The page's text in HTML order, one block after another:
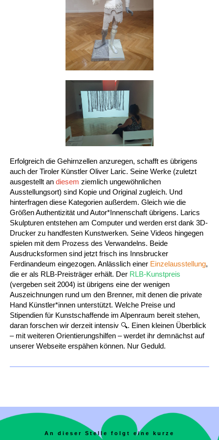
Erfolgreich die Gehirnzellen anzuregen, schafft es übrigens
auch der Tiroler Künstler Oliver Laric. Seine Werke (zuletzt
ausgestellt an diesem ziemlich ungewöhnlichen
Ausstellungsort) sind Kopie und Original zugleich. Und
hinterfragen diese Kategorien außerdem. Gleich wie die
Größen Authentizität und Autor*Innenschaft übrigens. Larics
Skulpturen entstehen am Computer und werden erst dank 3D-
Drucker zu handfesten Kunstwerken. Seine Videos hingegen
spielen mit dem Prozess des Verwandelns. Beide
Ausdrucksformen sind jetzt frisch ins Innsbrucker
Ferdinandeum eingezogen. Anlässlich einer Einzelausstellung,
die er als RLB-Preisträger erhält. Der RLB-Kunstpreis
(vergeben seit 2004) ist übrigens eine der wenigen
Auszeichnungen rund um den Brenner, mit denen die private
Hand Künstler*innen unterstützt. Welche Preise und
Stipendien für Kunstschaffende im Alpenraum bereit stehen,
daran forschen wir derzeit intensiv 🔍. Einen kleinen Überblick
– mit weiteren Orientierungshilfen – werdet ihr demnächst auf
unserer Webseite erspähen können. Nur Geduld.
An dieser Stelle folgt eine kurze